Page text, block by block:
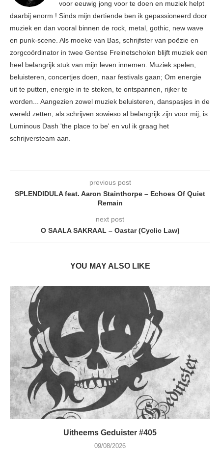
voor eeuwig jong voor te doen en muziek helpt
daarbij enorm ! Sinds mijn dertiende ben ik gepassioneerd door
muziek en dan vooral binnen de rock, metal, gothic, new wave
en punk-scene. Als moeke van Bas, schrijfster van poëzie en
zorgcoördinator in twee Gentse Freinetscholen blijft muziek een
heel belangrijk stuk van mijn leven innemen. Muziek spelen,
beluisteren, concertjes doen, naar festivals gaan; Om energie
uit te putten, energie in te steken, te ontspannen, rijker te
worden... Aangezien zowel muziek beluisteren, danspasjes in de
wereld zetten, als schrijven sowieso al belangrijk zijn voor mij, is
Luminous Dash 'the place to be' en vul ik graag het
schrijversteam aan.
previous post
SPLENDIDULA feat. Aaron Stainthorpe – Echoes Of Quiet
Remain
next post
O SAALA SAKRAAL – Oastar (Cyclic Law)
YOU MAY ALSO LIKE
Uitheems Geduister #405
09/08/2026